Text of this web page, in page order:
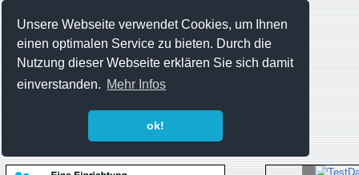
Unsere Webseite verwendet Cookies, um Ihnen
einen optimalen Service zu bieten. Durch die
Nutzung dieser Webseite erklären Sie sich damit
einverstanden. Mehr Infos
ok!